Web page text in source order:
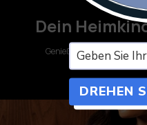
Dein
Genieße echtes Kino-
DREHEN